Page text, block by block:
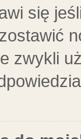
się
zwykli